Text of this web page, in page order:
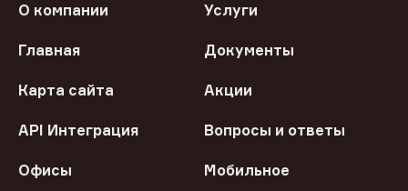
О компании Услуги
Главная Документы
Карта сайта Акции
API Интеграция Вопросы и ответы
Офисы
Мобильное